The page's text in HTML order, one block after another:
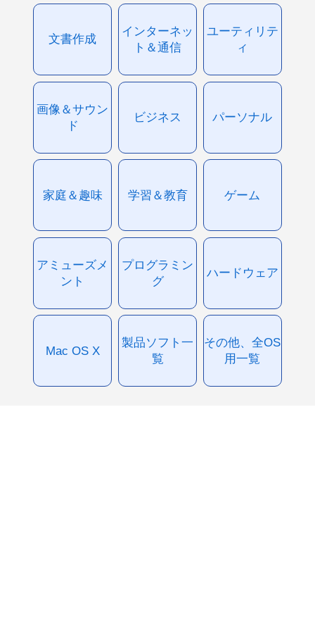
文書作成
インターネッ
ト＆通信
ユーティリテ
ィ
画像＆サウン
ド
ビジネス パーソナル
家庭＆趣味 学習＆教育 ゲーム
アミューズメ
ント
プログラミン
グ
ハードウェア
Mac OS X
製品ソフト一
覧
その他、全OS
用一覧